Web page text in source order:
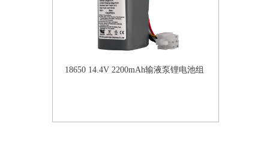
18650 14.4V 2200mAh输液泵锂电池组